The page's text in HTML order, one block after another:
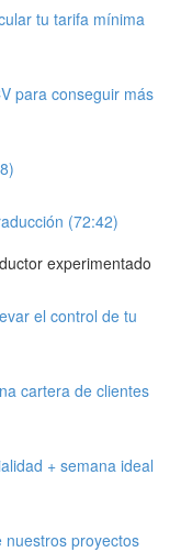
tu tarifa mínima
para conseguir más
(72:42)
experimentado
el control de tu
cartera de clientes
+ semana ideal
nuestros proyectos